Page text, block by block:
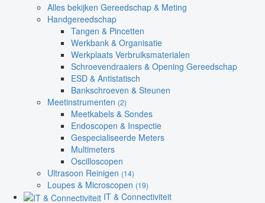
Alles bekijken Gereedschap & Meting
Handgereedschap
Tangen & Pincetten
Werkbank & Organisatie
Werkplaats Verbruiksmaterialen
Schroevendraaiers & Opening Gereedschap
ESD & Antistatisch
Bankschroeven & Steunen
Meetinstrumenten (2)
Meetkabels & Sondes
Endoscopen & Inspectie
Gespecialiseerde Meters
Multimeters
Oscilloscopen
Ultrasoon Reinigen (14)
Loupes & Microscopen (19)
IT & Connectiviteit